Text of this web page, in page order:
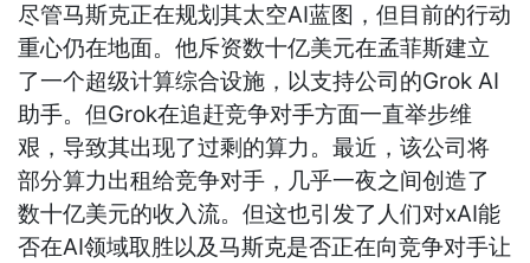
尽管马斯克正在规划其太空AI蓝图，但目前的行动
重心仍在地面。他斥资数十亿美元在孟菲斯建立
了一个超级计算综合设施，以支持公司的Grok AI
助手。但Grok在追赶竞争对手方面一直举步维
艰，导致其出现了过剩的算力。最近，该公司将
部分算力出租给竞争对手，几乎一夜之间创造了
数十亿美元的收入流。但这也引发了人们对xAI能
否在AI领域取胜以及马斯克是否正在向竞争对手让